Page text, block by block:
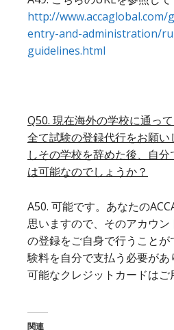
http://
entry-and-administration/
guidelines.html
Q50. 現在海外の学校に通っ
全て試験の登録代行をお願
しその学校を辞めた後、自
は可能なのでしょうか？
A50. 可能です。あなたの
思いますので、そのアカウ
の登録をご自身で行うこと
験料を自分で支払う必要が
可能なクレジットカードはご
関連